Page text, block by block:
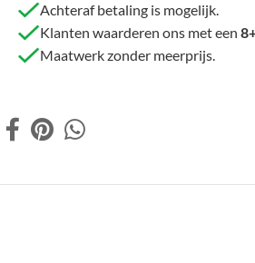
Achteraf betaling is mogelijk.
Klanten waarderen ons met een
Maatwerk zonder meerprijs.